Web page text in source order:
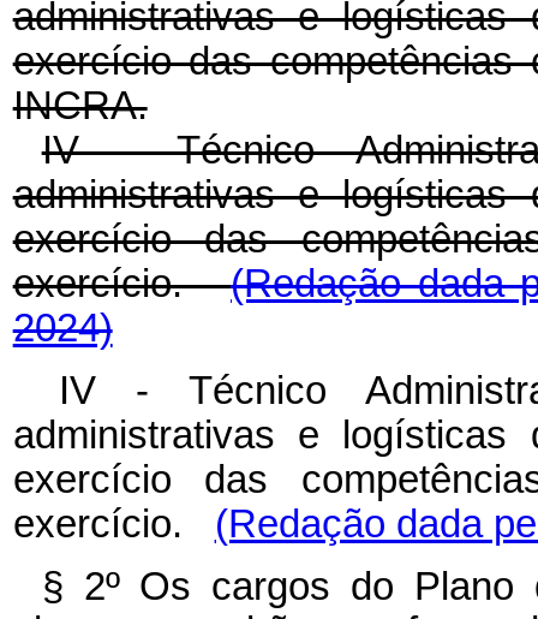
administrativas e
exercício das
INCRA.
IV - Técnico
administrativas e
exercício das
exercício.(Redação dada
2024)
IV - Técnico
administrativas e
exercício das
exercício.
(Redação dada
§ 2º Os cargos do Plano